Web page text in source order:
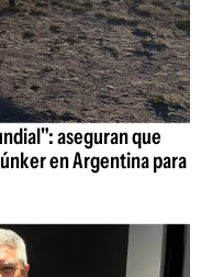
aseguran que
en Argentina para